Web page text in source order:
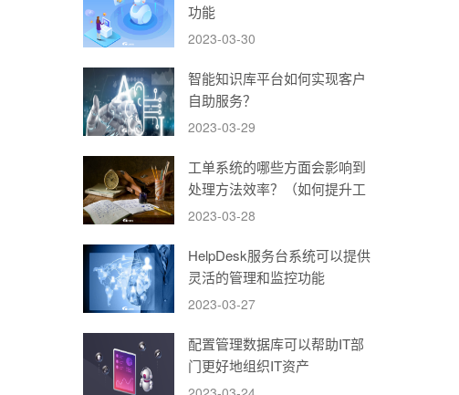
功能
2023-03-30
智能知识库平台如何实现客户
自助服务？
2023-03-29
工单系统的哪些方面会影响到
处理方法效率？（如何提升工
单系统的运转效率）
2023-03-28
HelpDesk服务台系统可以提供
灵活的管理和监控功能
2023-03-27
配置管理数据库可以帮助IT部
门更好地组织IT资产